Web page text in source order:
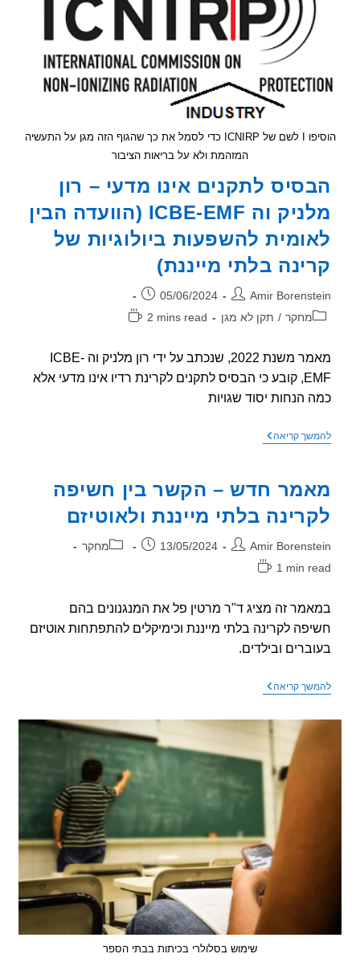
הקיימים
ומציע
פתרונות
לצמצום
החשיפה
רדיו
מסלולריים
הוסיפו I לשם של ICNIRP כדי לסמל את כך שהגוף הזה מגן על התעשיה
המזהמת ולא על בריאות הציבור
לתקנים אינו מדעי – רון
מלניק וה ICBE-EMF (הוועדה הבין
להשפעות ביולוגיות של
בלתי מייננת)
Amir פורסם:
05/06/2024
/ תקן לא מגן
זמן
2 mins read
מאמר משנת 2022, שנכתב על ידי רון מלניק וה ICBE-
EMF, קובע כי הבסיס לתקנים לקרינת רדיו אינו מדעי אלא
הנחות יסוד שגויות
קריאההבסיס
–
רון
מלניק
וה
EMF
(הוועדה
להשפעות
ביולוגיות
של
קרינה
בלתי
חדש – הקשר בין חשיפה
בלתי מייננת ולאוטיזם
Amir פורסם:
13/05/2024 קטגוריה:
מחקר
1 min
זה מציג ד"ר מרטין פל את המנגנונים בהם
לקרינה בלתי מייננת וכימיקלים להתפתחות אוטיזם
ובילדים.
קריאהמאמר
הקשר
חשיפה
לקרינה
ולאוטיזם
שימוש בסלולרי בכיתות בבתי הספר